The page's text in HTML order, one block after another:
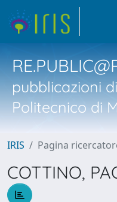
pubblicazioni
Politecnico di
IRIS Pagina
COTTINO,